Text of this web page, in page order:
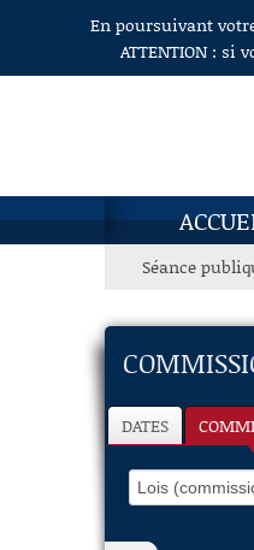
Aller au contenuEn poursuivant
ATTENTION : si
Séance
DATES